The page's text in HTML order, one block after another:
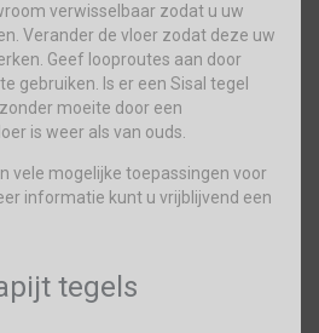
verwisselbaar zodat u uw
Verander de vloer zodat deze uw
Geef looproutes aan door
gebruiken. Is er een Sisal tegel
moeite door een
is weer als van ouds.
vele mogelijke toepassingen voor
informatie kunt u vrijblijvend een
tegels